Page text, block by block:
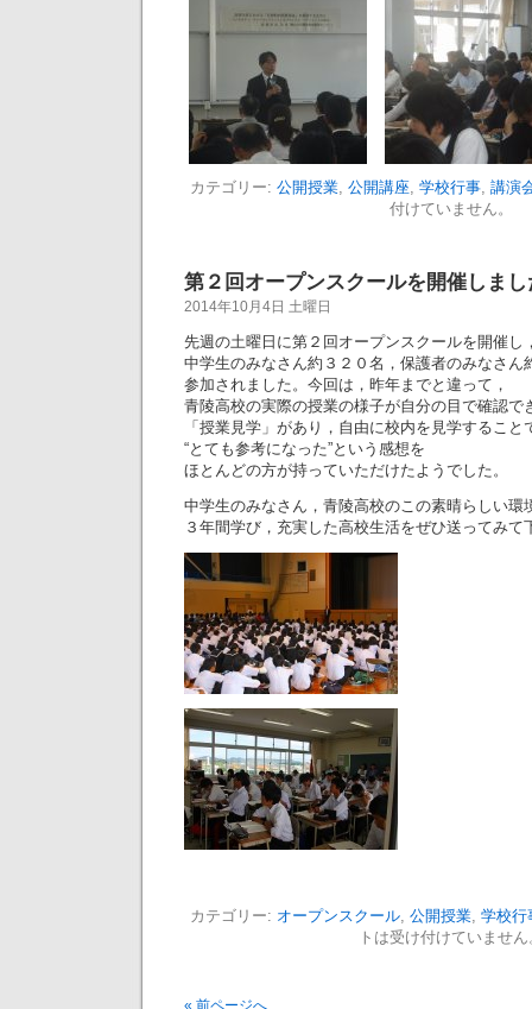
カテゴリー: 公開授業, 公開講座, 学校行事, 講演
付けていません。
第２回オープンスクールを開催しま
2014年10月4日 土曜日
先週の土曜日に第２回オープンスクールを開催し
中学生のみなさん約３２０名，保護者のみなさん
参加されました。今回は，昨年までと違って，
青陵高校の実際の授業の様子が自分の目で確認で
「授業見学」があり，自由に校内を見学すること
“とても参考になった”という感想を
ほとんどの方が持っていただけたようでした。
中学生のみなさん，青陵高校のこの素晴らしい環
３年間学び，充実した高校生活をぜひ送ってみて
カテゴリー: オープンスクール, 公開授業, 学校行
トは受け付けていません
« 前ページへ